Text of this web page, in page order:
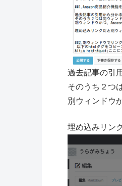
過去記事の引
そのうち２つ
別ウィンドウ
埋め込みリン